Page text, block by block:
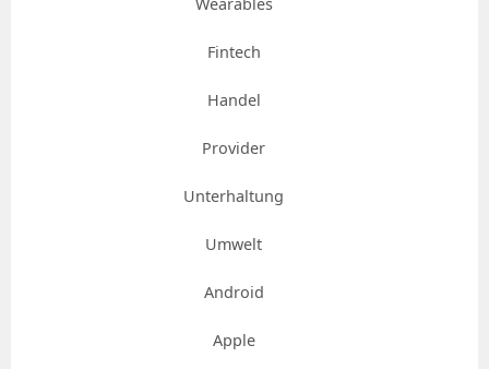
Fintech
Handel
Provider
Unterhaltung
Umwelt
Android
Apple